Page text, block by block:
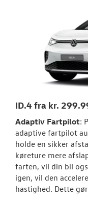
ID.4 fra kr.
Adaptiv Fartpilot:
adaptive fartpilot
holde en sikker
køreture mere
farten, vil din bil
igen, vil den
hastighed. Dette